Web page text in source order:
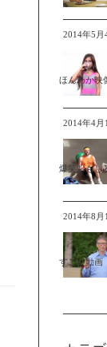
2014年5月
ほんわか映
2014年4月
爆笑おもし
2014年8月
すごい動画